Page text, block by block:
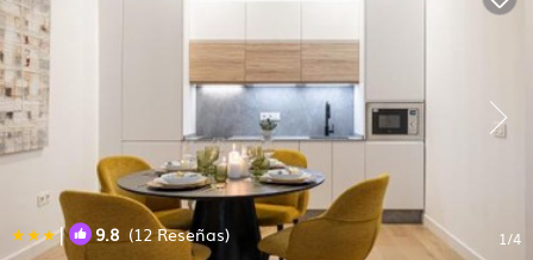
| 9.8 (12 Reseñas) 1/4